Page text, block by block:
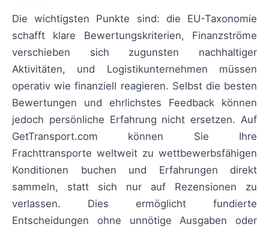
Die wichtigsten Punkte sind: die EU-Taxonomie
schafft klare Bewertungskriterien, Finanzströme
verschieben sich zugunsten nachhaltiger
Aktivitäten, und Logistikunternehmen müssen
operativ wie finanziell reagieren. Selbst die besten
Bewertungen und ehrlichstes Feedback können
jedoch persönliche Erfahrung nicht ersetzen. Auf
GetTransport.com können Sie Ihre
Frachttransporte weltweit zu wettbewerbsfähigen
Konditionen buchen und Erfahrungen direkt
sammeln, statt sich nur auf Rezensionen zu
verlassen. Dies ermöglicht fundierte
Entscheidungen ohne unnötige Ausgaben oder